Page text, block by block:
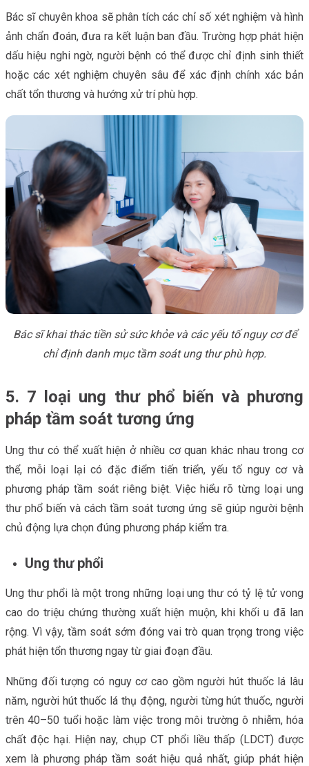
Bác sĩ chuyên khoa sẽ phân tích các chỉ số xét nghiệm và hình
ảnh chẩn đoán, đưa ra kết luận ban đầu. Trường hợp phát hiện
dấu hiệu nghi ngờ, người bệnh có thể được chỉ định sinh thiết
hoặc các xét nghiệm chuyên sâu để xác định chính xác bản
chất tổn thương và hướng xử trí phù hợp.
Bác sĩ khai thác tiền sử sức khỏe và các yếu tố nguy cơ để
chỉ định danh mục tầm soát ung thư phù hợp.
5. 7 loại ung thư phổ biến và phương
pháp tầm soát tương ứng
Ung thư có thể xuất hiện ở nhiều cơ quan khác nhau trong cơ
thể, mỗi loại lại có đặc điểm tiến triển, yếu tố nguy cơ và
phương pháp tầm soát riêng biệt. Việc hiểu rõ từng loại ung
thư phổ biến và cách tầm soát tương ứng sẽ giúp người bệnh
chủ động lựa chọn đúng phương pháp kiểm tra.
Ung thư phổi
Ung thư phổi là một trong những loại ung thư có tỷ lệ tử vong
cao do triệu chứng thường xuất hiện muộn, khi khối u đã lan
rộng. Vì vậy, tầm soát sớm đóng vai trò quan trọng trong việc
phát hiện tổn thương ngay từ giai đoạn đầu.
Những đối tượng có nguy cơ cao gồm người hút thuốc lá lâu
năm, người hút thuốc lá thụ động, người từng hút thuốc, người
trên 40–50 tuổi hoặc làm việc trong môi trường ô nhiễm, hóa
chất độc hại. Hiện nay, chụp CT phổi liều thấp (LDCT) được
xem là phương pháp tầm soát hiệu quả nhất, giúp phát hiện